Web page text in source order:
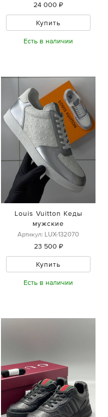
24 000 ₽
Купить
Есть в наличии
Louis Vuitton Кеды
мужские
Артикул: LUX-132070
23 500 ₽
Купить
Есть в наличии